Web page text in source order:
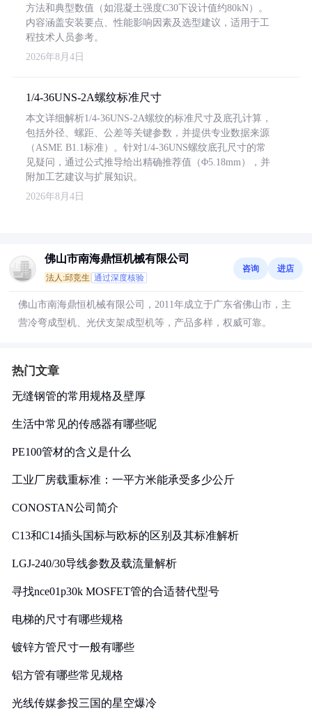
方法和典型数值（如混凝土强度C30下设计值约80kN）。
内容涵盖安装要点、性能影响因素及选型建议，适用于工
程技术人员参考。
2026年8月4日
1/4-36UNS-2A螺纹标准尺寸
本文详细解析1/4-36UNS-2A螺纹的标准尺寸及底孔计算，
包括外径、螺距、公差等关键参数，并提供专业数据来源
（ASME B1.1标准）。针对1/4-36UNS螺纹底孔尺寸的常
见疑问，通过公式推导给出精确推荐值（Φ5.18mm），并
附加工艺建议与扩展知识。
2026年8月4日
佛山市南海鼎恒机械有限公司
法人:邱竞生 通过深度核验
咨询 进店
佛山市南海鼎恒机械有限公司，2011年成立于广东省佛山市，主
营冷弯成型机、光伏支架成型机等，产品多样，权威可靠。
热门文章
无缝钢管的常用规格及壁厚
生活中常见的传感器有哪些呢
PE100管材的含义是什么
工业厂房载重标准：一平方米能承受多少公斤
CONOSTAN公司简介
C13和C14插头国标与欧标的区别及其标准解析
LGJ-240/30导线参数及载流量解析
寻找nce01p30k MOSFET管的合适替代型号
电梯的尺寸有哪些规格
镀锌方管尺寸一般有哪些
铝方管有哪些常见规格
光线传媒参投三国的星空爆冷